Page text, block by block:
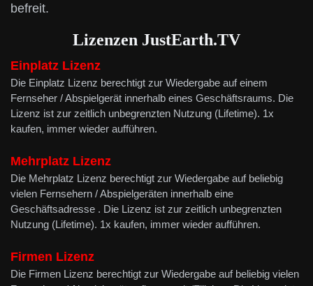
befreit.
Lizenzen JustEarth.TV
Einplatz Lizenz
Die Einplatz Lizenz berechtigt zur Wiedergabe auf einem
Fernseher / Abspielgerät innerhalb eines Geschäftsraums. Die
Lizenz ist zur zeitlich unbegrenzten Nutzung (Lifetime). 1x
kaufen, immer wieder aufführen.
Mehrplatz Lizenz
Die Mehrplatz Lizenz berechtigt zur Wiedergabe auf beliebig
vielen Fernsehern / Abspielgeräten innerhalb eine
Geschäftsadresse . Die Lizenz ist zur zeitlich unbegrenzten
Nutzung (Lifetime). 1x kaufen, immer wieder aufführen.
Firmen Lizenz
Die Firmen Lizenz berechtigt zur Wiedergabe auf beliebig vielen